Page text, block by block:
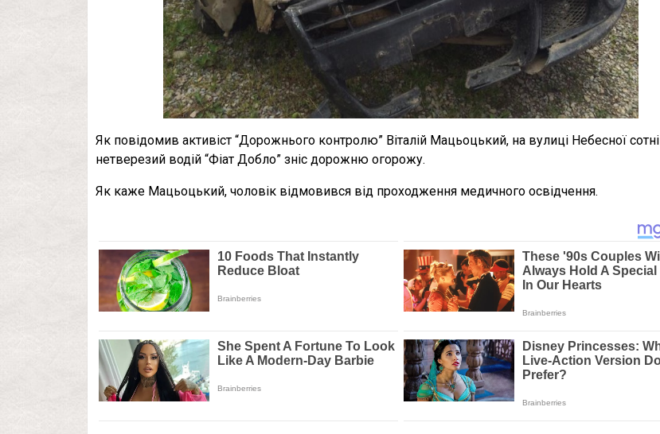
Як повідомив активіст “Дорожнього контролю” Віталій Мацьоцький, на вулиці Небесної сотні
нетверезий водій “Фіат Добло” зніс дорожню огорожу.
Як каже Мацьоцький, чоловік відмовився від проходження медичного освідчення.